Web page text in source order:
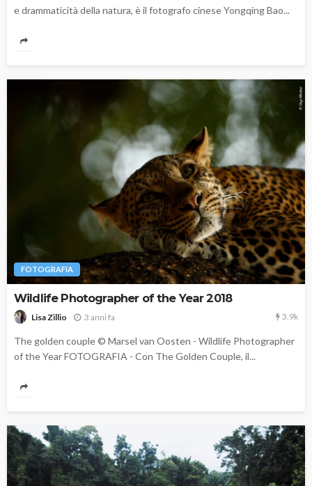
e drammaticità della natura, è il fotografo cinese Yongqing Bao...
FOTOGRAFIA
Wildlife Photographer of the Year 2018
Lisa Zillio 3 anni fa 3.9k
The golden couple © Marsel van Oosten - Wildlife Photographer
of the Year FOTOGRAFIA - Con The Golden Couple, il...